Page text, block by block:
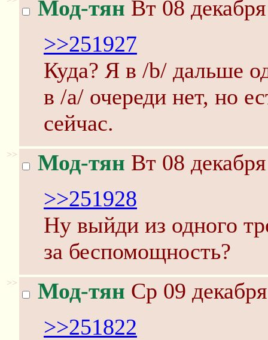
Мод-тян Вт 08
>>251927
Куда? Я в /b/ дальше
в /а/ очереди нет, но
сейчас.
>> Мод-тян Вт 08
>>251928
Ну выйди из одного
за беспомощность?
>> Мод-тян Ср 09
>>251822